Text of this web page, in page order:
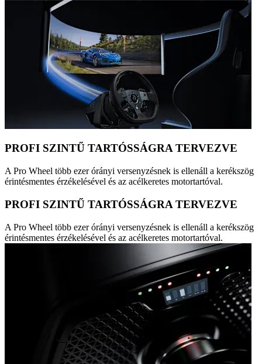
PROFI SZINTŰ TARTÓSSÁGRA TERVEZVE
A Pro Wheel több ezer órányi versenyzésnek is ellenáll a kerékszög
érintésmentes érzékelésével és az acélkeretes motortartóval.
PROFI SZINTŰ TARTÓSSÁGRA TERVEZVE
A Pro Wheel több ezer órányi versenyzésnek is ellenáll a kerékszög
érintésmentes érzékelésével és az acélkeretes motortartóval.